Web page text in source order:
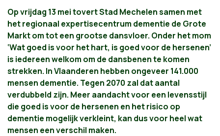
Op vrijdag 13 mei tovert Stad Mechelen samen met
het regionaal expertisecentrum dementie de Grote
Markt om tot een grootse dansvloer. Onder het mom
‘Wat goed is voor het hart, is goed voor de hersenen’
is iedereen welkom om de dansbenen te komen
strekken. In Vlaanderen hebben ongeveer 141.000
mensen dementie. Tegen 2070 zal dat aantal
verdubbeld zijn. Meer aandacht voor een levensstijl
die goed is voor de hersenen en het risico op
dementie mogelijk verkleint, kan dus voor heel wat
mensen een verschil maken.